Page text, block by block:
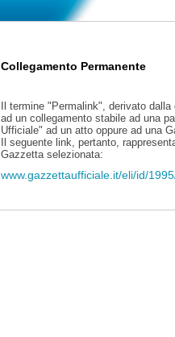
Collegamento Permanente
Il termine "Permalink", derivato
ad un collegamento stabile ad una
Ufficiale" ad un atto oppure ad una
Il seguente link, pertanto,
Gazzetta selezionata:
www.gazzettaufficiale.it/eli/id/